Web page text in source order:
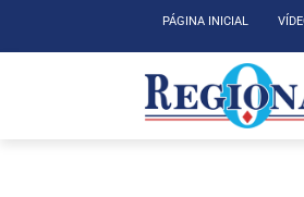
PÁGINA INICIAL